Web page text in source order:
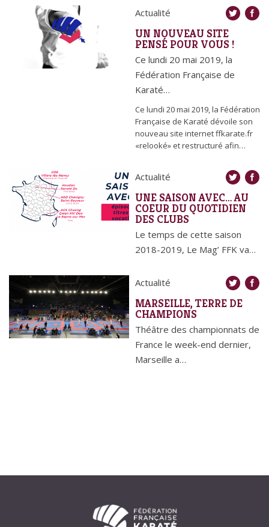
Actualité
UN NOUVEAU SITE
PENSÉ POUR VOUS !
Ce lundi 20 mai 2019, la
Fédération Française de
Karaté…
Ce lundi 20 mai 2019, la Fédération
Française de Karaté dévoile son
nouveau site internet ffkarate.fr
«relooké» et restructuré afin…
Actualité
UNE SAISON AVEC… AU
COEUR DU QUOTIDIEN
DES CLUBS
Le temps de cette saison
2018-2019, Le Mag’ FFK va…
Actualité
MARSEILLE, TERRE DE
CHAMPIONS
Théâtre des championnats de
France le week-end dernier,
Marseille a…